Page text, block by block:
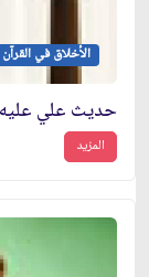
الأخلاق في القرآن
حديث علي عليه
المزيد